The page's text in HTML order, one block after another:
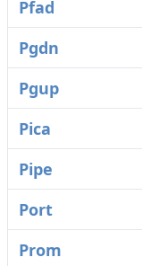
Pfad
Pgdn
Pgup
Pica
Pipe
Port
Prom